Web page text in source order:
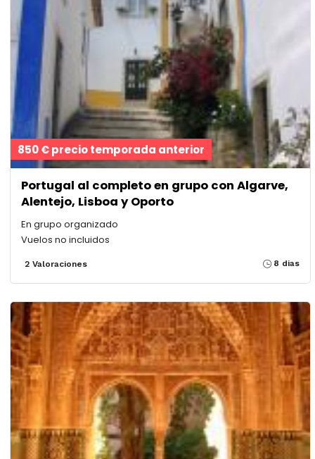
850 € precio temporada anterior
Portugal al completo en grupo con Algarve,
Alentejo, Lisboa y Oporto
En grupo organizado
Vuelos no incluidos
2 Valoraciones 8 dias